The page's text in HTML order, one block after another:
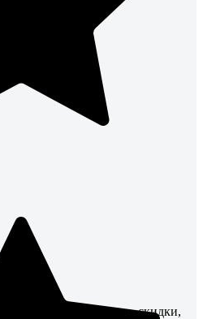
и будьте в курсе! Акции, скидки,